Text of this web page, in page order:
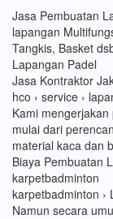
Jasa Pembuatan
lapangan
Tangkis, Basket
Lapangan Padel
Jasa Kontraktor
hco › service ›
Kami
mulai dari
material kaca dan
Biaya Pembuatan
karpetbadminton
karpetbadminton ›
Namun secara